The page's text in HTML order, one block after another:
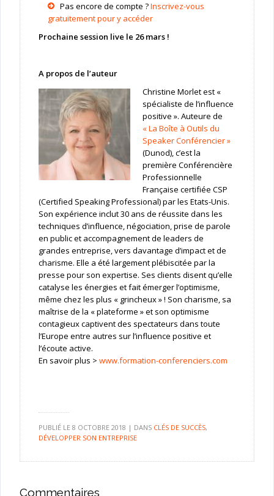
Pas encore de compte ?Inscrivez-vous
gratuitement pour y accéder
Prochaine session live le 26 mars !
A propos de l’auteur
Christine Morlet est «
spécialiste de l’influence
positive ». Auteure de
« La Boîte à Outils du
Speaker Conférencier »
(Dunod), c’est la
première Conférencière
Professionnelle
Française certifiée CSP
(Certified Speaking Professional) par les Etats-Unis.
Son expérience inclut 30 ans de réussite dans les
techniques d’influence, négociation, prise de parole
en public et accompagnement de leaders de
grandes entreprise, vers davantage d’impact et de
charisme. Elle a été largement plébiscitée par la
presse pour son expertise. Ses clients disent qu’elle
catalyse les énergies et fait émerger l’optimisme,
même chez les plus « grincheux » ! Son charisme, sa
maîtrise de la « plateforme » et son optimisme
contagieux captivent des spectateurs dans toute
l’Europe entre autres sur l’influence positive et
l’écoute active.
En savoir plus > www.formation-conferenciers.com
PUBLIÉ LE 8 OCTOBRE 2018 | DANS CLÉS DE SUCCÈS,
DÉVELOPPER SON ENTREPRISE
Commentaires